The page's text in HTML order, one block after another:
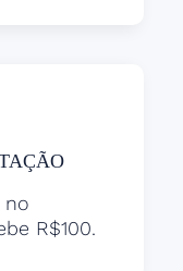
no
R$100.